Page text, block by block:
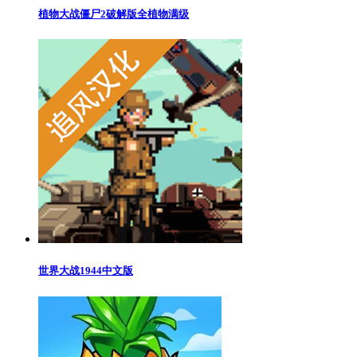
植物大战僵尸2破解版全植物满级
世界大战1944中文版